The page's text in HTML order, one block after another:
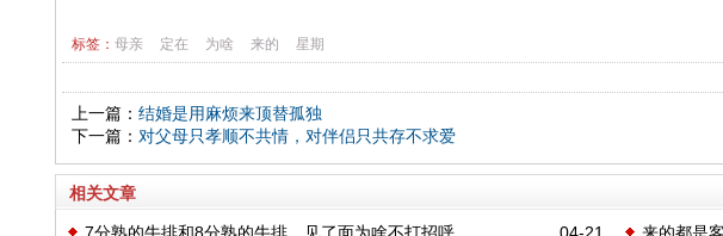
标签： 母亲 定在 为啥 来的 星期
上一篇： 结婚是用麻烦来顶替孤独
下一篇： 对父母只孝顺不共情，对伴侣只共存不求爱
相关文章